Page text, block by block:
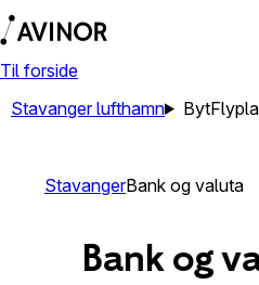
Til forside
Stavanger lufthamn Byt
StavangerBank og valuta
Bank og